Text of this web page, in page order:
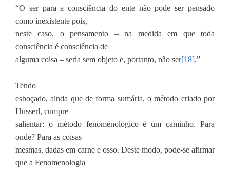
“O ser para a consciência do ente não pode ser pensado
como inexistente pois,
neste caso, o pensamento – na medida em que toda
consciência é consciência de
alguma coisa – seria sem objeto e, portanto, não ser[18].”
Tendo
esboçado, ainda que de forma sumária, o método criado por
Husserl, cumpre
salientar: o método fenomenológico é um caminho. Para
onde? Para as coisas
mesmas, dadas em carne e osso. Deste modo, pode-se afirmar
que a Fenomenologia